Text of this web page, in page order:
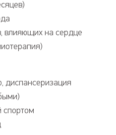
влияющих на сердце
диспансеризация
спортом